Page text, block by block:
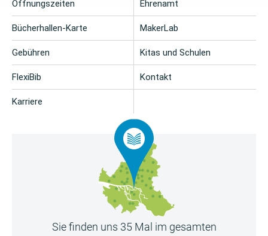
Öffnungszeiten
Bücherhallen-Karte
Gebühren
FlexiBib
Karriere
Ehrenamt
MakerLab
Kitas und Schulen
Kontakt
Sie finden uns 35 Mal im gesamten